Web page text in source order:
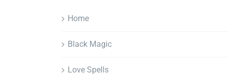
Home
Black Magic
Love Spells